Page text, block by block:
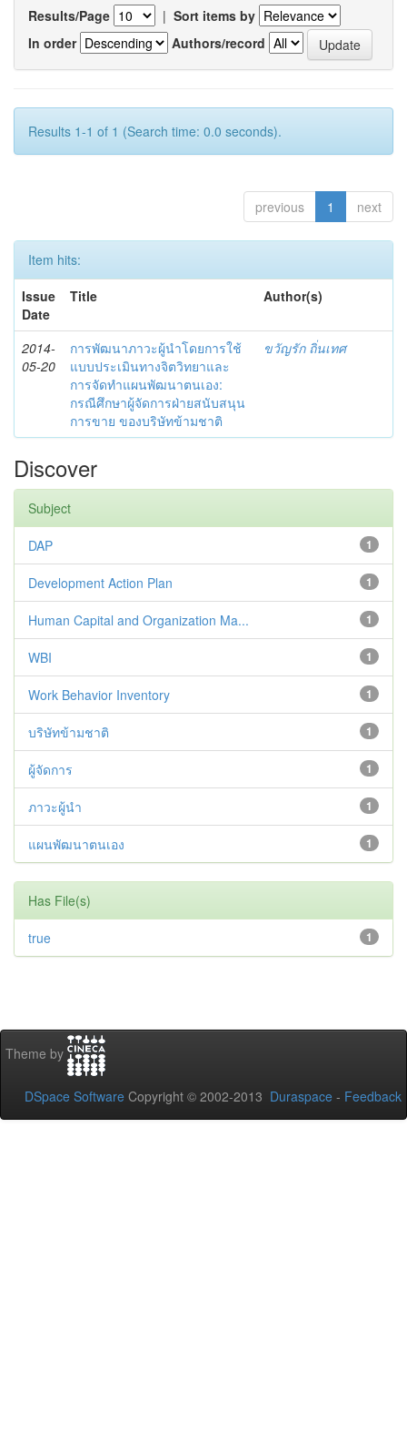
Results/Page | Sort items by
In order
Authors/record
Results 1-1 of 1 (Search time: 0.0 seconds).
previous 1 next
Item hits:
Issue
Date
Title Author(s)
2014-
05-20
การพัฒนาภาวะผู้นำโดยการใช้
แบบประเมินทางจิตวิทยาและ
การจัดทำแผนพัฒนาตนเอง:
กรณีศึกษาผู้จัดการฝ่ายสนับสนุน
การขาย ของบริษัทข้ามชาติ
ขวัญรัก ถิ่นเทศ
Discover
Subject
1
DAP
1
Development Action Plan
1
Human Capital and Organization Ma...
1
WBI
1
Work Behavior Inventory
1
บริษัทข้ามชาติ
1
ผู้จัดการ
1
ภาวะผู้นำ
1
แผนพัฒนาตนเอง
Has File(s)
1
true
Theme by
DSpace Software Copyright © 2002-2013 Duraspace - Feedback